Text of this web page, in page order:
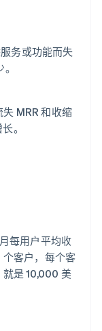
务或功能而失
MRR 和收缩
。
每用户平均收
客户，每个客
就是 10,000 美